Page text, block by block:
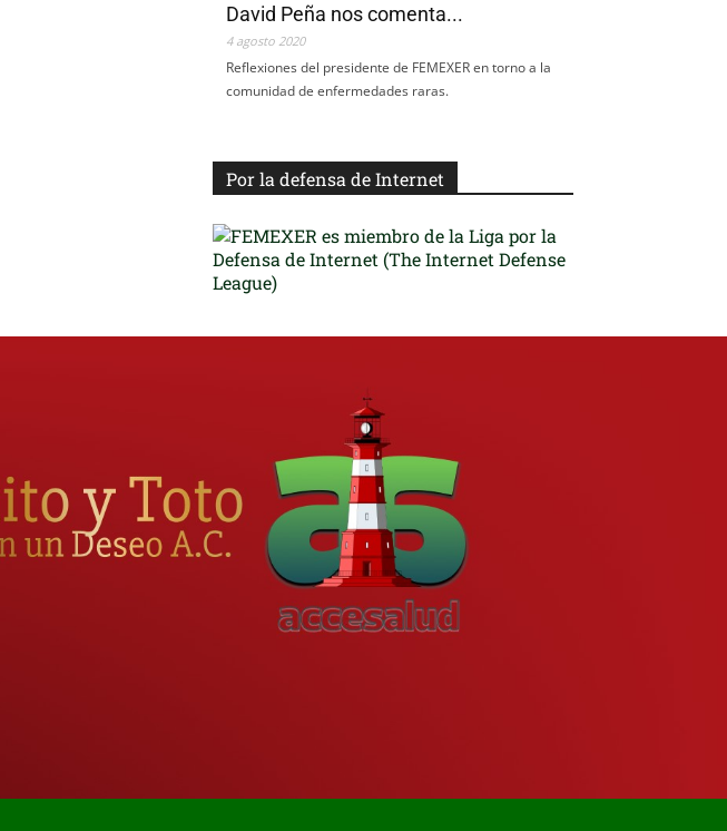
David Peña nos comenta...
4 agosto 2020
Reflexiones del presidente de FEMEXER en torno a la
comunidad de enfermedades raras.
Por la defensa de Internet